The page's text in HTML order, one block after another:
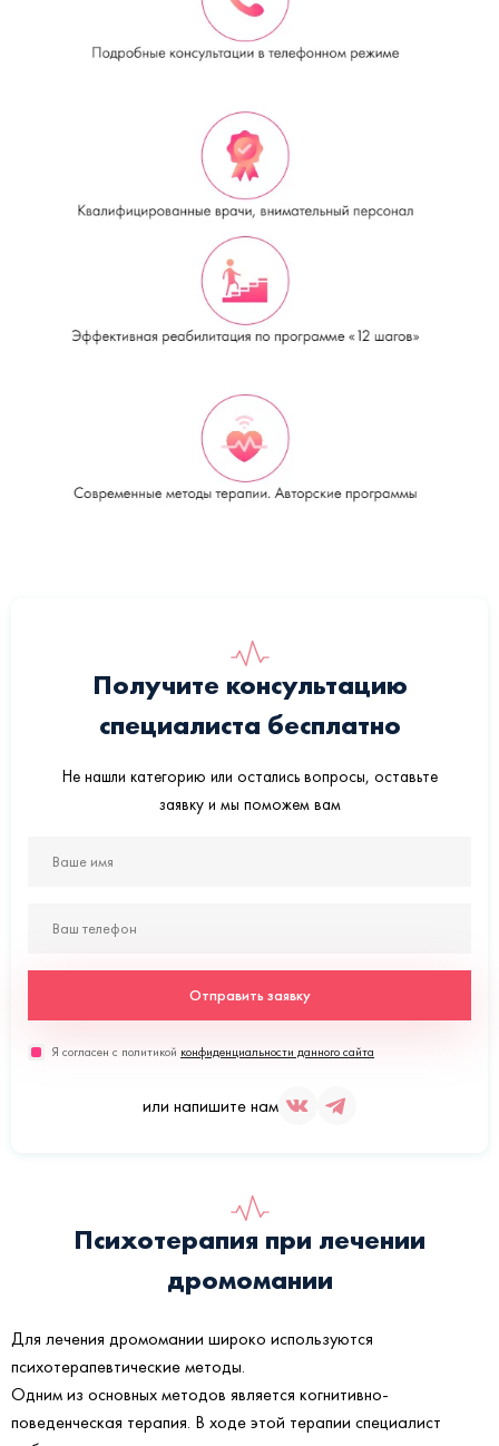
Получите консультацию
специалиста бесплатно
Не нашли категорию или остались вопросы, оставьте
заявку и мы поможем вам
Отправить заявку
Я согласен с политикой конфиденциальности данного сайта
или напишите нам
Психотерапия при лечении
дромомании
Для лечения дромомании широко используются
психотерапевтические методы.
Одним из основных методов является когнитивно-
поведенческая терапия. В ходе этой терапии специалист